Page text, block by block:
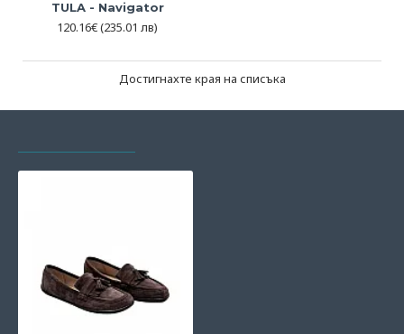
TULA - Navigator
120.16€(235.01 лв)
Достигнахте края на списъка